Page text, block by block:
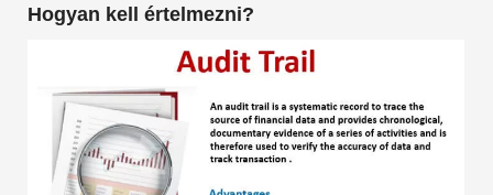
Hogyan kell értelmezni?